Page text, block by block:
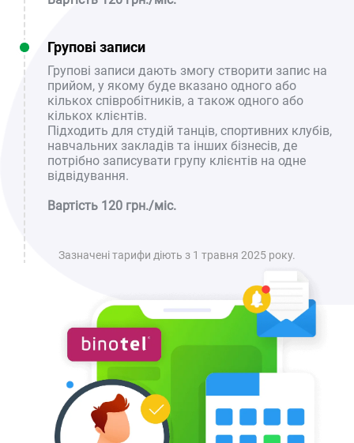
Групові записи
Групові записи дають змогу створити запис на
прийом, у якому буде вказано одного або
кількох співробітників, а також одного або
кількох клієнтів.
Підходить для студій танців, спортивних клубів,
навчальних закладів та інших бізнесів, де
потрібно записувати групу клієнтів на одне
відвідування.
Вартість 120 грн./міс.
Зазначені тарифи діють з 1 травня 2025 року.